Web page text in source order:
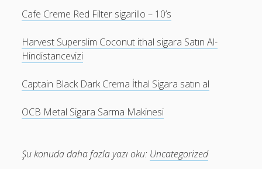
Cafe Creme Red Filter sigarillo – 10’s
Harvest Superslim Coconut ithal sigara Satın Al-
Hindistancevizi
Captain Black Dark Crema İthal Sigara satın al
OCB Metal Sigara Sarma Makinesi
Şu konuda daha fazla yazı oku: Uncategorized